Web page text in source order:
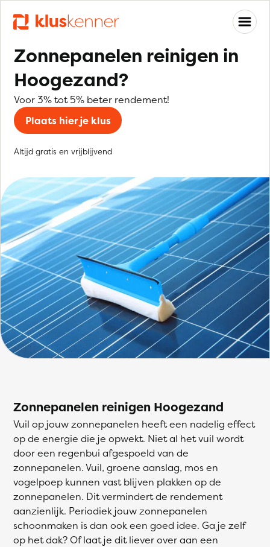
Zonnepanelen reinigen in
Hoogezand?
Voor 3% tot 5% beter rendement!
Plaats hier je klus
Altijd gratis en vrijblijvend
Zonnepanelen reinigen Hoogezand
Vuil op jouw zonnepanelen heeft een nadelig effect
op de energie die je opwekt. Niet al het vuil wordt
door een regenbui afgespoeld van de
zonnepanelen. Vuil, groene aanslag, mos en
vogelpoep kunnen vast blijven plakken op de
zonnepanelen. Dit vermindert de rendement
aanzienlijk. Periodiek jouw zonnepanelen
schoonmaken is dan ook een goed idee. Ga je zelf
op het dak? Of laat je dit liever over aan een